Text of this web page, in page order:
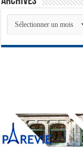
Archives